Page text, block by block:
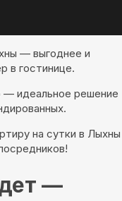
— выгоднее и
в гостинице.
— идеальное решение
на сутки в Лыхны
—